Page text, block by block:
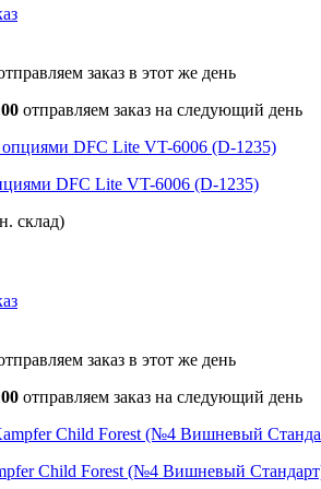
заказ в этот же день
отправляем заказ на следующий день
DFC Lite VT-6006 (D-1235)
склад)
заказ в этот же день
отправляем заказ на следующий день
Child Forest (№4 Вишневый